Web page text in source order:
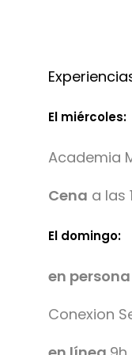
El miércoles:
Academia
Cena a las
El domingo:
en persona
Conexion